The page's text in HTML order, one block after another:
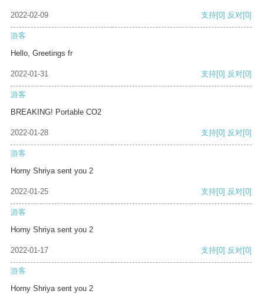
2022-02-09 支持[0] 反对[0]
游客
Hello, Greetings fr
2022-01-31 支持[0] 反对[0]
游客
BREAKING! Portable CO2
2022-01-28 支持[0] 反对[0]
游客
Horny Shriya sent you 2
2022-01-25 支持[0] 反对[0]
游客
Horny Shriya sent you 2
2022-01-17 支持[0] 反对[0]
游客
Horny Shriya sent you 2